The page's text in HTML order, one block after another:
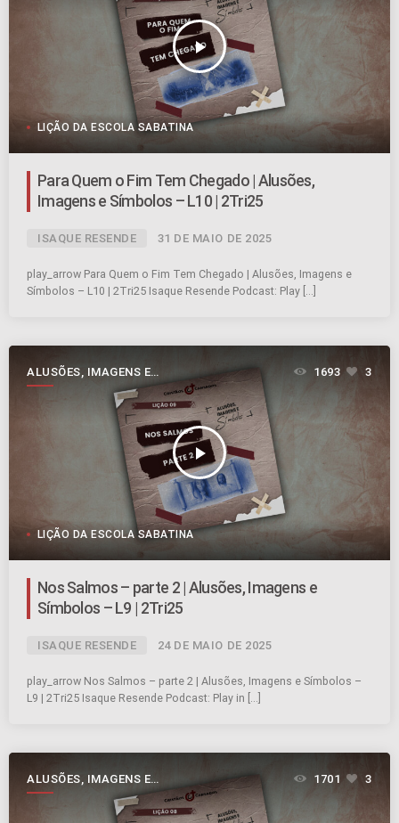
play_arrow
LIÇÃO DA ESCOLA SABATINA
Para Quem o Fim Tem Chegado | Alusões,
Imagens e Símbolos – L10 | 2Tri25
ISAQUE RESENDE 31 DE MAIO DE 2025
play_arrow Para Quem o Fim Tem Chegado | Alusões, Imagens e
Símbolos – L10 | 2Tri25 Isaque Resende Podcast: Play […]
ALUSÕES, IMAGENS E
SÍMBOLOS
play_arrow
1693 3
LIÇÃO DA ESCOLA SABATINA
Nos Salmos – parte 2 | Alusões, Imagens e
Símbolos – L9 | 2Tri25
ISAQUE RESENDE 24 DE MAIO DE 2025
play_arrow Nos Salmos – parte 2 | Alusões, Imagens e Símbolos –
L9 | 2Tri25 Isaque Resende Podcast: Play in […]
ALUSÕES, IMAGENS E
SÍMBOLOS
1701 3